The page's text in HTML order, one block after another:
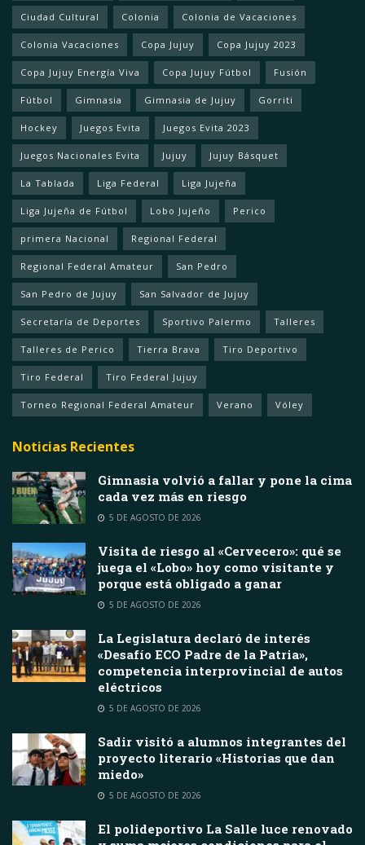
Ciudad Cultural Colonia Colonia de Vacaciones
Colonia Vacaciones Copa Jujuy Copa Jujuy 2023
Copa Jujuy Energía Viva Copa Jujuy Fútbol Fusión
Fútbol Gimnasia Gimnasia de Jujuy Gorriti
Hockey Juegos Evita Juegos Evita 2023
Juegos Nacionales Evita Jujuy Jujuy Básquet
La Tablada Liga Federal Liga Jujeña
Liga Jujeña de Fútbol Lobo Jujeño Perico
primera Nacional Regional Federal
Regional Federal Amateur San Pedro
San Pedro de Jujuy San Salvador de Jujuy
Secretaría de Deportes Sportivo Palermo Talleres
Talleres de Perico Tierra Brava Tiro Deportivo
Tiro Federal Tiro Federal Jujuy
Torneo Regional Federal Amateur Verano Vóley
Noticias Recientes
Gimnasia volvió a fallar y pone la cima
cada vez más en riesgo
5 DE AGOSTO DE 2026
Visita de riesgo al «Cervecero»: qué se
juega el «Lobo» hoy como visitante y
porque está obligado a ganar
5 DE AGOSTO DE 2026
La Legislatura declaró de interés
«Desafío ECO Padre de la Patria»,
competencia interprovincial de autos
eléctricos
5 DE AGOSTO DE 2026
Sadir visitó a alumnos integrantes del
proyecto literario «Historias que dan
miedo»
5 DE AGOSTO DE 2026
El polideportivo La Salle luce renovado